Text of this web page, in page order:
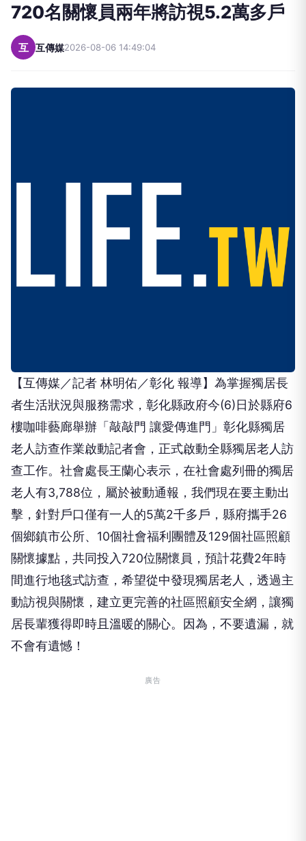
720名關懷員兩年將訪視5.2萬多戶
互 互傳媒2026-08-06 14:49:04
【互傳媒／記者 林明佑／彰化 報導】為掌握獨居長
者生活狀況與服務需求，彰化縣政府今(6)日於縣府6
樓咖啡藝廊舉辦「敲敲門 讓愛傳進門」彰化縣獨居
老人訪查作業啟動記者會，正式啟動全縣獨居老人訪
查工作。社會處長王蘭心表示，在社會處列冊的獨居
老人有3,788位，屬於被動通報，我們現在要主動出
擊，針對戶口僅有一人的5萬2千多戶，縣府攜手26
個鄉鎮市公所、10個社會福利團體及129個社區照顧
關懷據點，共同投入720位關懷員，預計花費2年時
間進行地毯式訪查，希望從中發現獨居老人，透過主
動訪視與關懷，建立更完善的社區照顧安全網，讓獨
居長輩獲得即時且溫暖的關心。因為，不要遺漏，就
不會有遺憾！
廣告